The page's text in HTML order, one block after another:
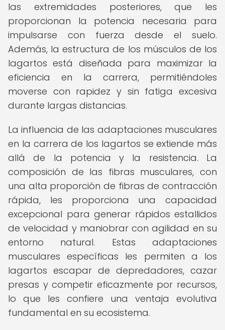
las extremidades posteriores, que les
proporcionan la potencia necesaria para
impulsarse con fuerza desde el suelo.
Además, la estructura de los músculos de los
lagartos está diseñada para maximizar la
eficiencia en la carrera, permitiéndoles
moverse con rapidez y sin fatiga excesiva
durante largas distancias.
La influencia de las adaptaciones musculares
en la carrera de los lagartos se extiende más
allá de la potencia y la resistencia. La
composición de las fibras musculares, con
una alta proporción de fibras de contracción
rápida, les proporciona una capacidad
excepcional para generar rápidos estallidos
de velocidad y maniobrar con agilidad en su
entorno natural. Estas adaptaciones
musculares específicas les permiten a los
lagartos escapar de depredadores, cazar
presas y competir eficazmente por recursos,
lo que les confiere una ventaja evolutiva
fundamental en su ecosistema.